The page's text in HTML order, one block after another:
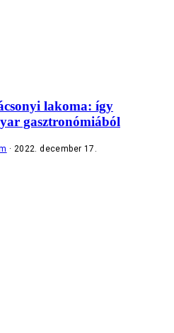
lakoma: így
gasztronómiából
2022. december 17.